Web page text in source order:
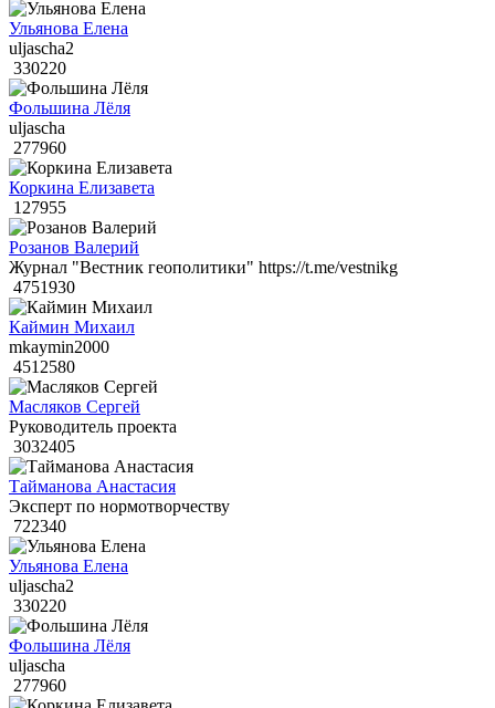
Ульянова Елена
uljascha2
330220
Фольшина Лёля
uljascha
277960
Коркина Елизавета
127955
Розанов Валерий
Журнал "Вестник геополитики" https://t.me/vestnikg
4751930
Каймин Михаил
mkaymin2000
4512580
Масляков Сергей
Руководитель проекта
3032405
Тайманова Анастасия
Эксперт по нормотворчеству
722340
Ульянова Елена
uljascha2
330220
Фольшина Лёля
uljascha
277960